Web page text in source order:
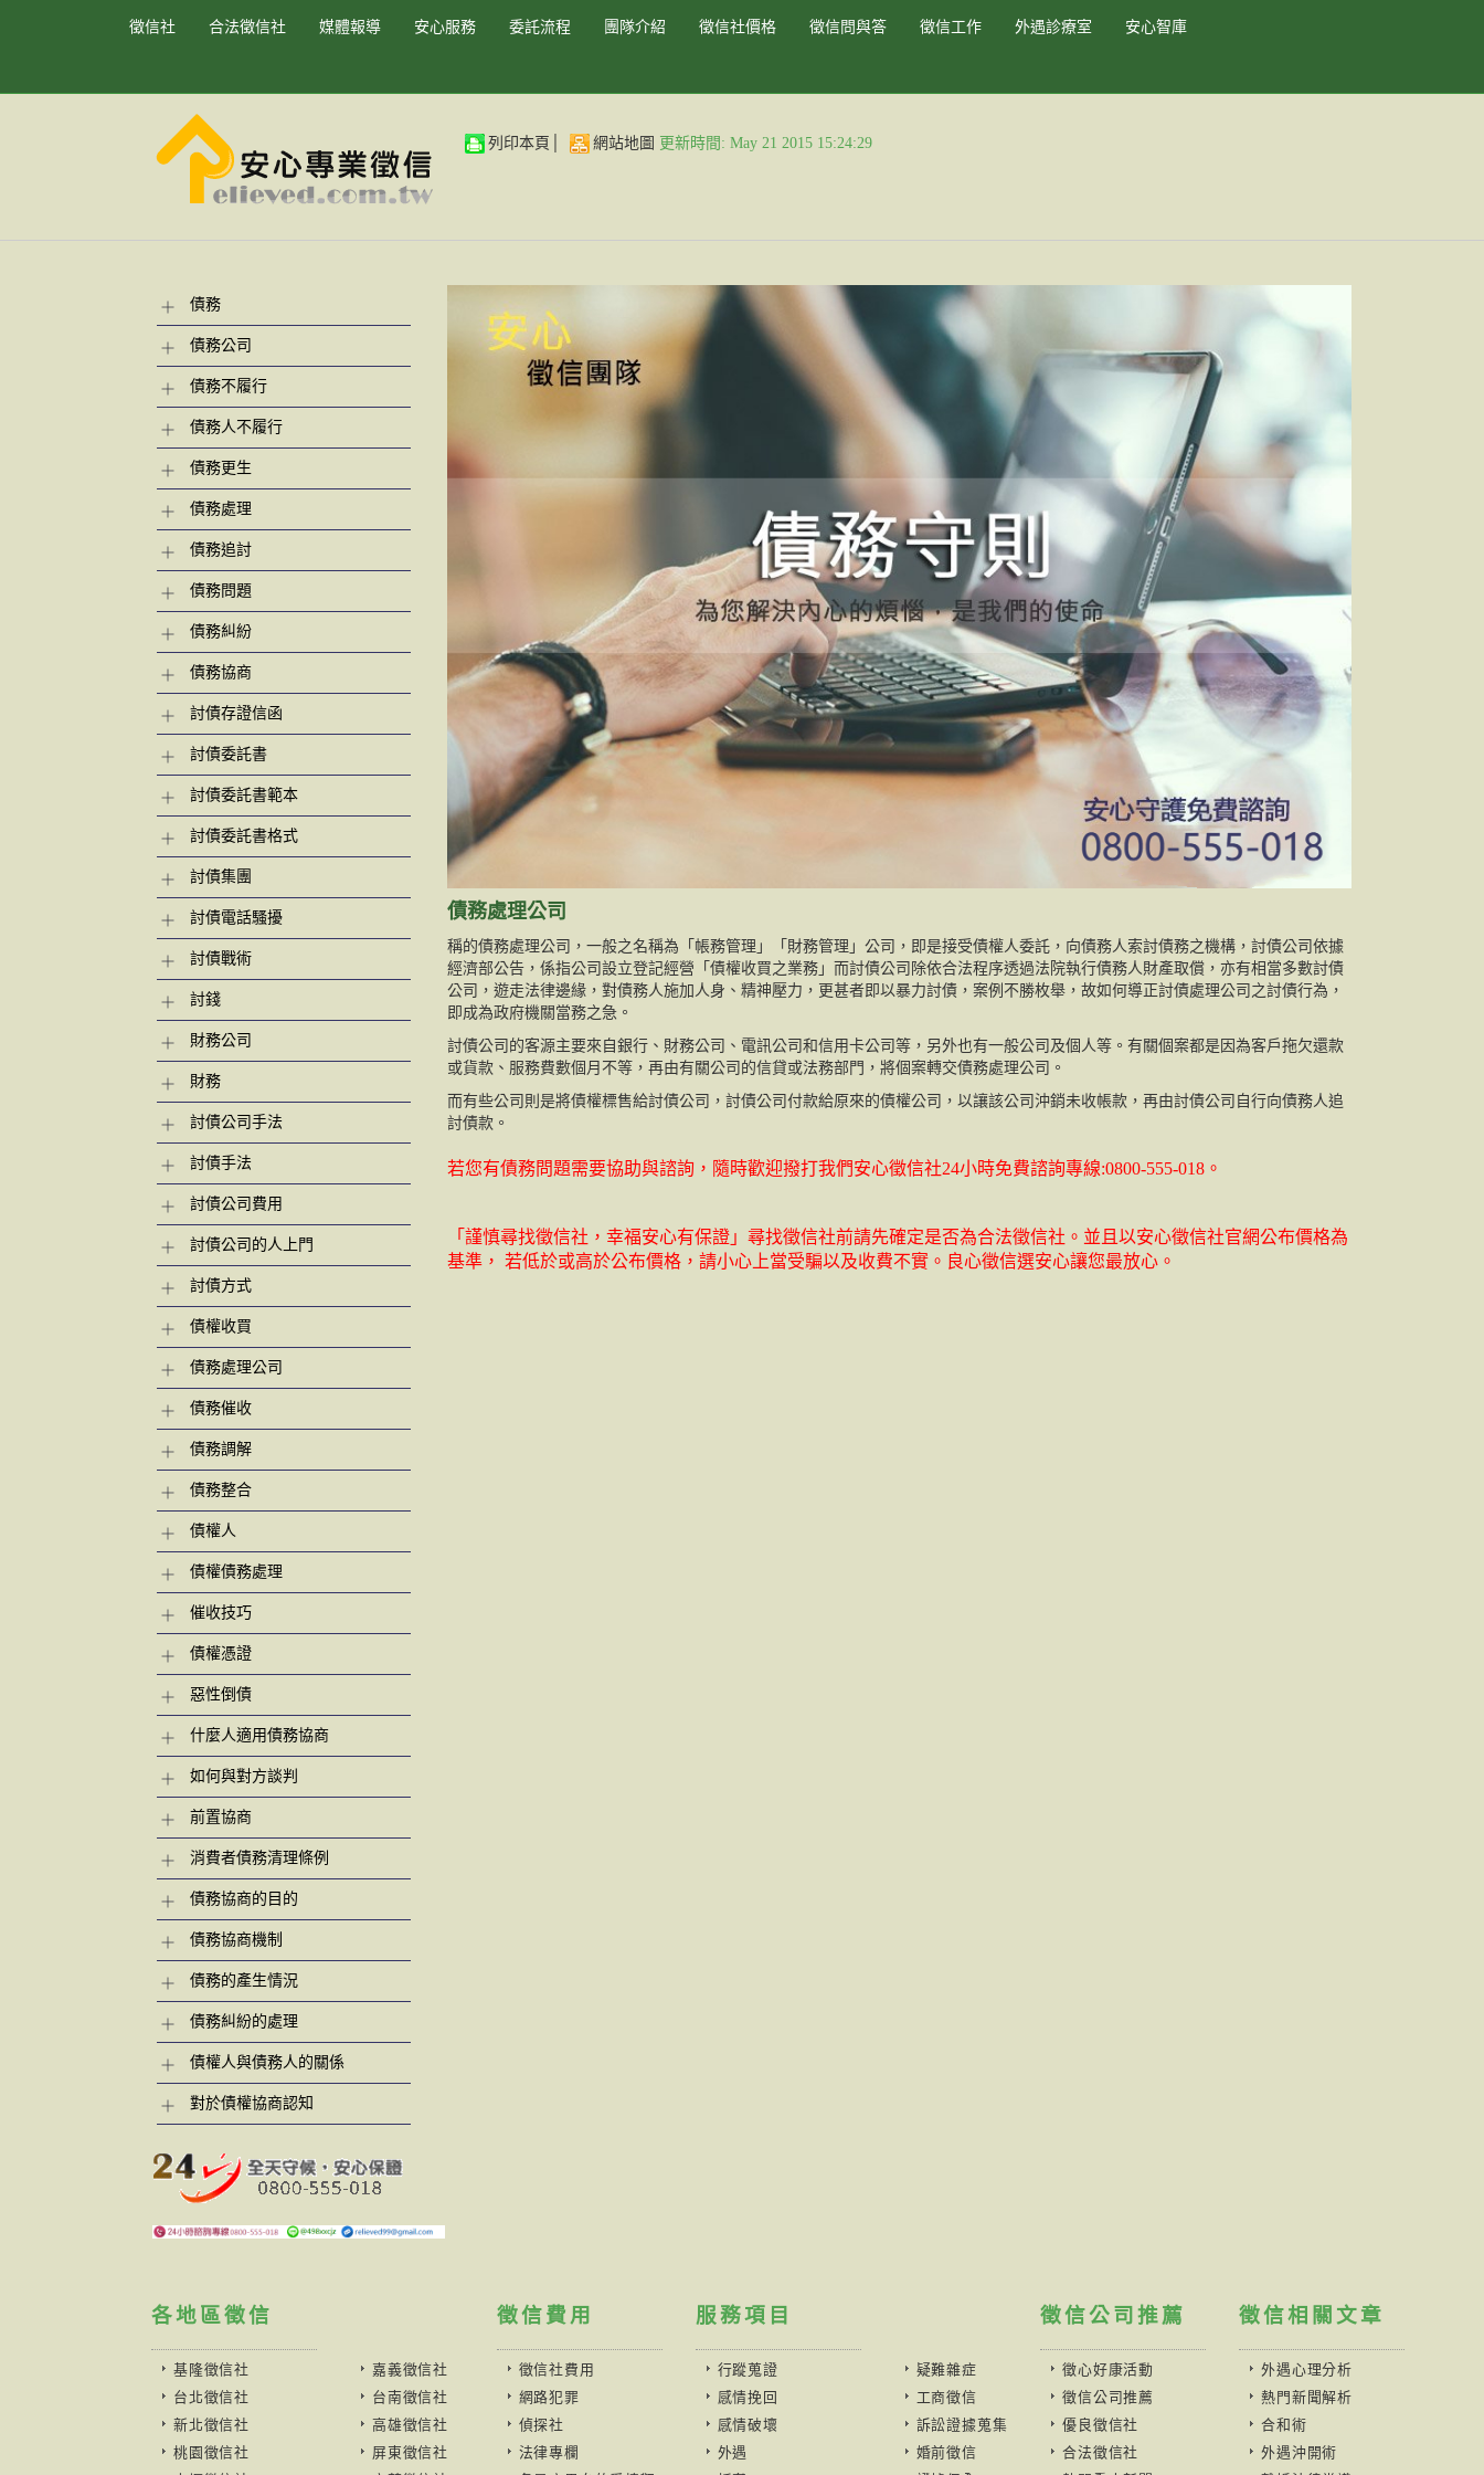
徵信社 合法徵信社 媒體報導 安心服務 委託流程 團隊介紹 徵信社價格 徵信問與答 徵信工作 外遇診療室 安心智庫
列印本頁 網站地圖 更新時間: May 21 2015 15:24:29
債務
債務公司
債務不履行
債務人不履行
債務更生
債務處理
債務追討
債務問題
債務糾紛
債務協商
討債存證信函
討債委託書
討債委託書範本
討債委託書格式
討債集團
討債電話騷擾
討債戰術
討錢
財務公司
財務
討債公司手法
討債手法
討債公司費用
討債公司的人上門
討債方式
債權收買
債務處理公司
債務催收
債務調解
債務整合
債權人
債權債務處理
催收技巧
債權憑證
惡性倒債
什麼人適用債務協商
如何與對方談判
前置協商
消費者債務清理條例
債務協商的目的
債務協商機制
債務的產生情況
債務糾紛的處理
債權人與債務人的關係
對於債權協商認知
債務處理公司
稱的債務處理公司，一般之名稱為「帳務管理」「財務管理」公司，即是接受債權人委託，向債務人索討債務之機構，討債公司依據
經濟部公告，係指公司設立登記經營「債權收買之業務」而討債公司除依合法程序透過法院執行債務人財產取償，亦有相當多數討債
公司，遊走法律邊緣，對債務人施加人身、精神壓力，更甚者即以暴力討債，案例不勝枚舉，故如何導正討債處理公司之討債行為，
即成為政府機關當務之急。
討債公司的客源主要來自銀行、財務公司、電訊公司和信用卡公司等，另外也有一般公司及個人等。有關個案都是因為客戶拖欠還款
或貨款、服務費數個月不等，再由有關公司的信貸或法務部門，將個案轉交債務處理公司。
而有些公司則是將債權標售給討債公司，討債公司付款給原來的債權公司，以讓該公司沖銷未收帳款，再由討債公司自行向債務人追
討債款。
若您有債務問題需要協助與諮詢，隨時歡迎撥打我們安心徵信社24小時免費諮詢專線:0800-555-018。
「謹慎尋找徵信社，幸福安心有保證」尋找徵信社前請先確定是否為合法徵信社。並且以安心徵信社官網公布價格為
基準， 若低於或高於公布價格，請小心上當受騙以及收費不實。良心徵信選安心讓您最放心。
各地區徵信
基隆徵信社
台北徵信社
新北徵信社
桃園徵信社
嘉義徵信社
台南徵信社
高雄徵信社
屏東徵信社
徵信費用
徵信社費用
網路犯罪
偵探社
法律專欄
服務項目
行蹤蒐證
感情挽回
感情破壞
外遇
疑難雜症
工商徵信
訴訟證據蒐集
婚前徵信
徵信公司推薦
徵心好康活動
徵信公司推薦
優良徵信社
合法徵信社
徵信相關文章
外遇心理分析
熱門新聞解析
合和術
外遇沖開術